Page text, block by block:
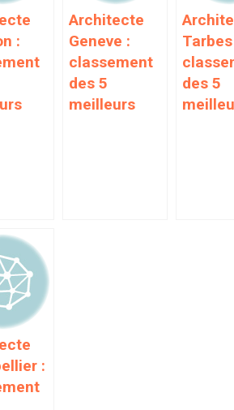
:
Architecte
Geneve :
classement
des 5
meilleurs
des 5
: